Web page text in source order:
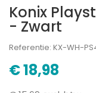
Konix
- Zwart
Referentie: KX-WH-
€ 18,98